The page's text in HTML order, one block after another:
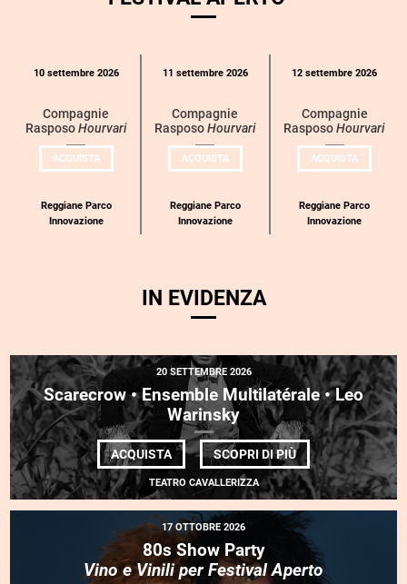
categoria
10 settembre 2026
Compagnie
RasposoHourvari
ACQUISTAUN
BIGLIETTO
Reggiane Parco
Innovazione
11 settembre 2026
Compagnie
RasposoHourvari
ACQUISTAUN
BIGLIETTO
Reggiane Parco
Innovazione
12 settembre 2026
Compagnie
RasposoHourvari
ACQUISTAUN
BIGLIETTO
Reggiane Parco
Innovazione
IN EVIDENZA
20 SETTEMBRE 2026
Scarecrow • Ensemble Multilatérale • Leo
Warinsky
ACQUISTA SCOPRI DI PIÙDI
SCARECROW
•
ENSEMBLE
MULTILATÉRALE
•
LEO
WARINSKY
TEATRO CAVALLERIZZA
17 OTTOBRE 2026
80s Show Party
Vino e Vinili per Festival Aperto